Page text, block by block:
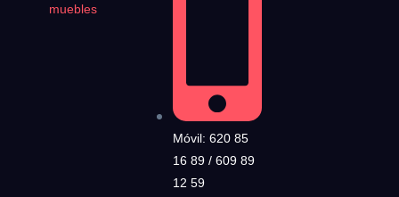
muebles
Móvil: 620 85
16 89 / 609 89
12 59